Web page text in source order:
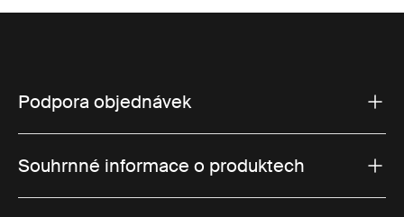
Podpora objednávek
Souhrnné informace o produktech